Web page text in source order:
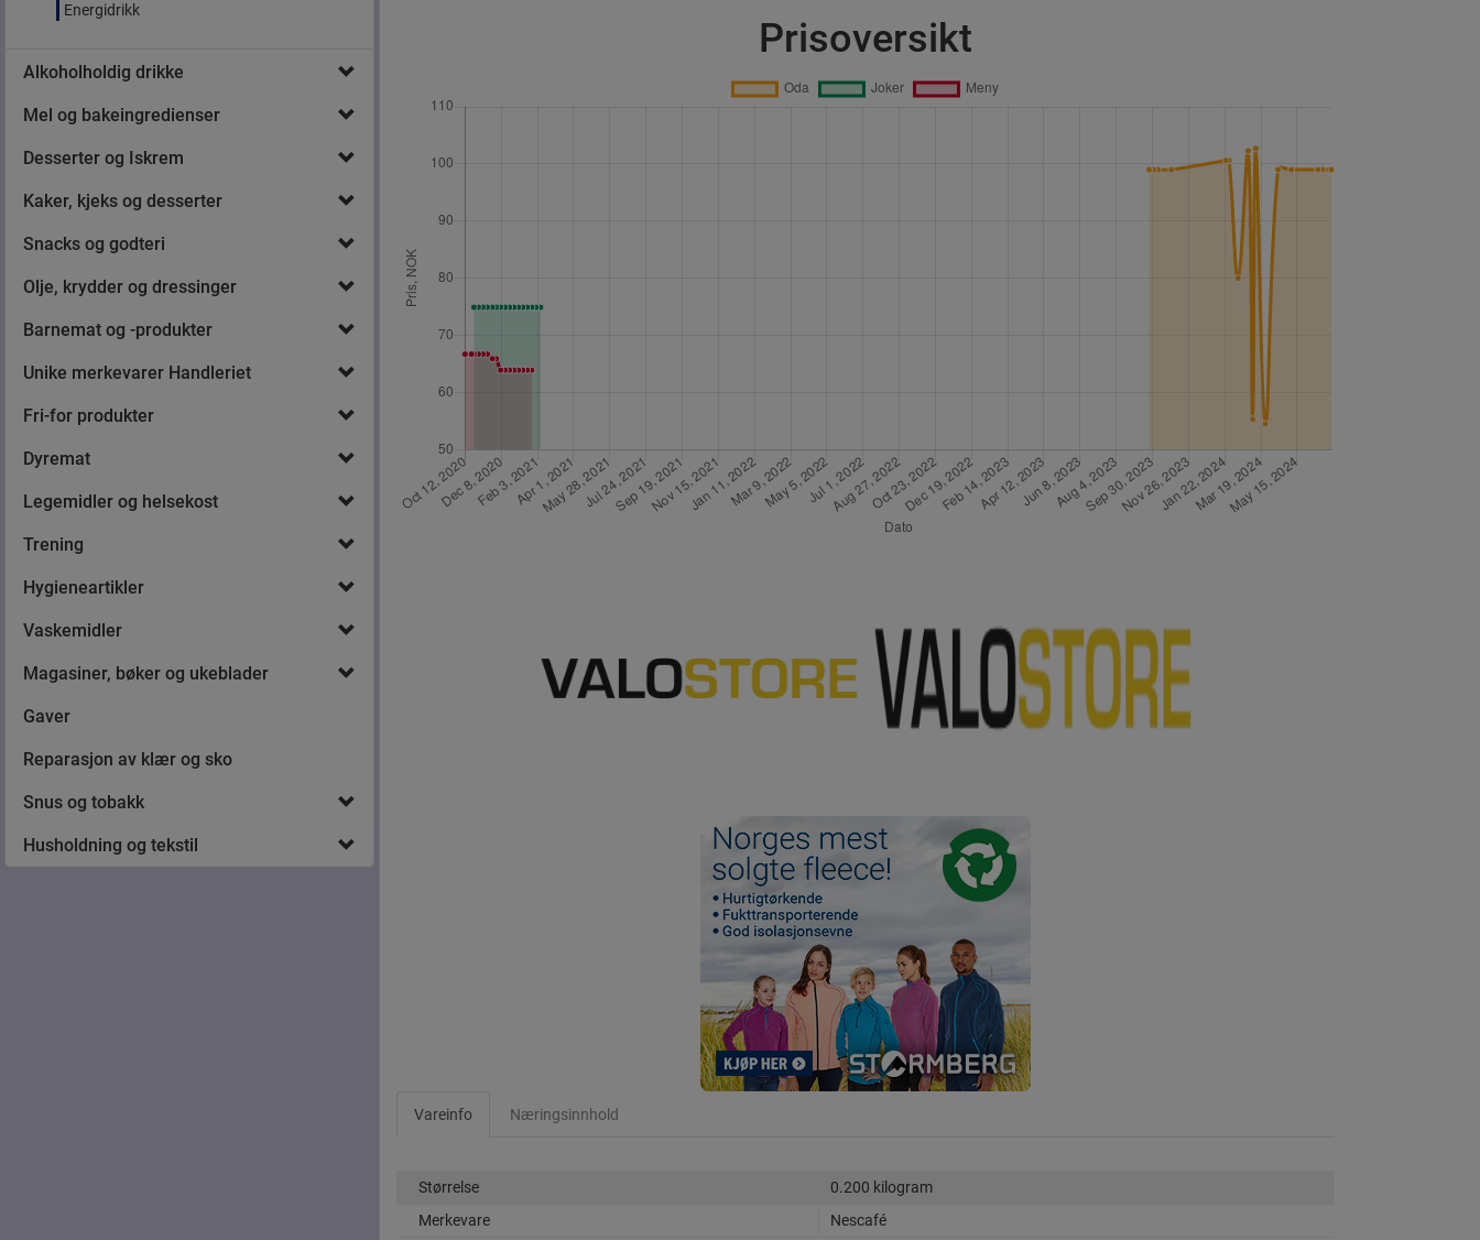
Energidrikk
Alkoholholdig drikke
Mel og bakeingredienser
Desserter og Iskrem
Kaker, kjeks og desserter
Snacks og godteri
Olje, krydder og dressinger
Barnemat og -produkter
Unike merkevarer Handleriet
Fri-for produkter
Dyremat
Legemidler og helsekost
Trening
Hygieneartikler
Vaskemidler
Magasiner, bøker og ukeblader
Gaver
Reparasjon av klær og sko
Snus og tobakk
Husholdning og tekstil
Prisoversikt
Vareinfo Næringsinnhold
Størrelse
0.200 kilogram
Merkevare
Nescafé